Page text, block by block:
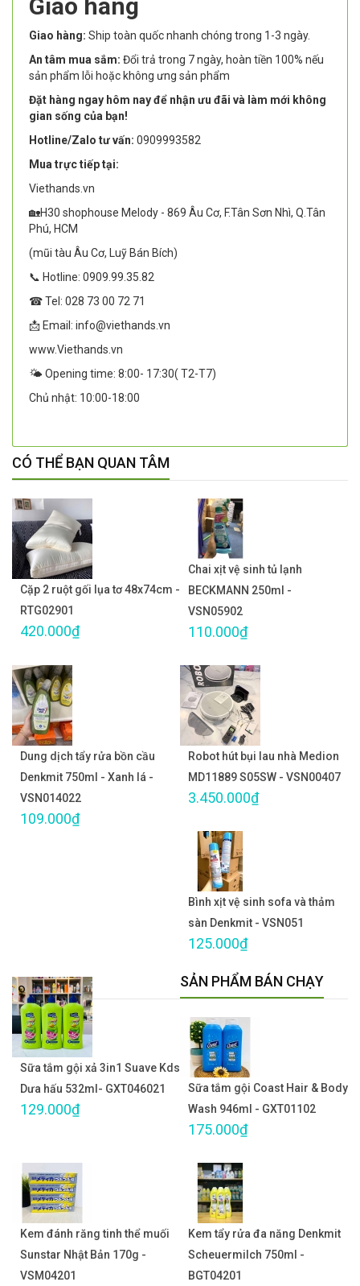
Giao hàng
Giao hàng: Ship toàn quốc nhanh chóng trong 1-3 ngày.
An tâm mua sắm: Đổi trả trong 7 ngày, hoàn tiền 100% nếu
sản phẩm lỗi hoặc không ưng sản phẩm
Đặt hàng ngay hôm nay để nhận ưu đãi và làm mới không
gian sống của bạn!
Hotline/Zalo tư vấn: 0909993582
Mua trực tiếp tại:
Viethands.vn
🏡H30 shophouse Melody - 869 Âu Cơ, F.Tân Sơn Nhì, Q.Tân
Phú, HCM
(mũi tàu Âu Cơ, Luỹ Bán Bích)
📞 Hotline: 0909.99.35.82
☎ Tel: 028 73 00 72 71
📩 Email: info@viethands.vn
www.Viethands.vn
🌤️ Opening time: 8:00- 17:30( T2-T7)
Chủ nhật: 10:00-18:00
CÓ THỂ BẠN QUAN TÂM
Cặp 2 ruột gối lụa tơ 48x74cm -
RTG02901
420.000₫
Chai xịt vệ sinh tủ lạnh
BECKMANN 250ml -
VSN05902
110.000₫
Dung dịch tẩy rửa bồn cầu
Denkmit 750ml - Xanh lá -
VSN014022
109.000₫
Robot hút bụi lau nhà Medion
MD11889 S05SW - VSN00407
3.450.000₫
Bình xịt vệ sinh sofa và thảm
sàn Denkmit - VSN051
125.000₫
Sữa tắm gội xả 3in1 Suave Kds
Dưa hấu 532ml- GXT046021
129.000₫
SẢN PHẨM BÁN CHẠY
Sữa tắm gội Coast Hair & Body
Wash 946ml - GXT01102
175.000₫
Kem đánh răng tinh thể muối
Sunstar Nhật Bản 170g -
VSM04201
Kem tẩy rửa đa năng Denkmit
Scheuermilch 750ml -
BGT04201